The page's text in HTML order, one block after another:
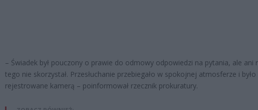
– Świadek był pouczony o prawie do odmowy odpowiedzi na pytania, ale ani
tego nie skorzystał. Przesłuchanie przebiegało w spokojnej atmosferze i było
rejestrowane kamerą – poinformował rzecznik prokuratury.